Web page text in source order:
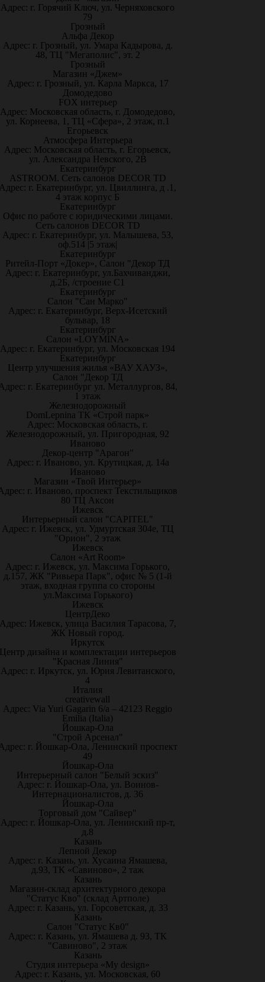
Адрес: г. Горячий Ключ, ул. Черняховского
79
Грозный
Альфа Декор
Адрес: г. Грозный, ул. Умара Кадырова, д.
48, ТЦ "Мегаполис", эт. 2
Грозный
Магазин «Джем»
Адрес: г. Грозный, ул. Карла Маркса, 17
Домодедово
FOX интерьер
Адрес: Московская область, г. Домодедово,
ул. Корнеева, 1, ТЦ «Сфера», 2 этаж, п.1
Егорьевск
Атмосфера Интерьера
Адрес: Московская область, г. Егорьевск,
ул. Александра Невского, 2В
Екатеринбург
ASTROOM. Сеть салонов DECOR TD
г. Екатеринбург, ул. Цвиллинга, д .1,
4 этаж корпус Б
Екатеринбург
Офис по работе с юридическими лицами.
Сеть салонов DECOR TD
Адрес: г. Екатеринбург, ул. Малышева, 53,
оф.514 |5 этаж|
Екатеринбург
Ритейл-Порт «Докер», Салон "Декор ТД
Адрес: г. Екатеринбург, ул.Бахчиванджи,
д.2Б, /строение С1
Екатеринбург
Салон "Сан Марко"
Адрес: г. Екатеринбург, Верх-Исетский
бульвар, 18
Екатеринбург
Салон «LOYMINA»
Адрес: г. Екатеринбург, ул. Московская 194
Екатеринбург
Центр улучшения жилья «ВАУ ХАУЗ»,
Салон "Декор ТД
г. Екатеринбург ул. Металлургов, 84,
1 этаж
Железнодорожный
DomLepnina ТК «Строй парк»
Адрес: Московская область, г.
Железнодорожный, ул. Пригородная, 92
Иваново
Декор-центр "Арагон"
Адрес: г. Иваново, ул. Крутицкая, д. 14а
Иваново
Магазин «Твой Интерьер»
г. Иваново, проспект Текстильщиков
80 ТЦ Аксон
Ижевск
Интерьерный салон "CAPITEL"
Адрес: г. Ижевск, ул. Удмуртская 304е, ТЦ
"Орион", 2 этаж
Ижевск
Салон «Art Room»
Адрес: г. Ижевск, ул. Максима Горького,
д.157, ЖК "Ривьера Парк", офис № 5 (1-й
этаж, входная группа со стороны
ул.Максима Горького)
Ижевск
ЦентрДеко
Ижевск, улица Василия Тарасова, 7,
ЖК Новый город.
Иркутск
дизайна и комплектации интерьеров
"Красная Линия"
Адрес: г. Иркутск, ул. Юрия Левитанского,
4
Италия
creativewall
Адрес: Via Yuri Gagarin 6/a – 42123 Reggio
Emilia (Italia)
Йошкар-Ола
"Строй Арсенал"
г. Йошкар-Ола, Ленинский проспект
49
Йошкар-Ола
Интерьерный салон "Белый эскиз"
Адрес: г. Йошкар-Ола, ул. Воинов-
Интернационалистов, д. 36
Йошкар-Ола
Торговый дом "Сайвер"
Адрес: г. Йошкар-Ола, ул. Ленинский пр-т,
д.8
Казань
Лепной Декор
Адрес: г. Казань, ул. Хусаина Ямашева,
д.93, ТК «Савиново», 2 таж
Казань
Магазин-склад архитектурного декора
"Статус Кво" (склад Артполе)
Адрес: г. Казань, ул. Горсоветская, д. 33
Казань
Салон "Статус Кв0"
Адрес: г. Казань, ул. Ямашева д. 93, ТК
"Савиново", 2 этаж
Казань
Студия интерьера «My design»
Адрес: г. Казань, ул. Московская, 60